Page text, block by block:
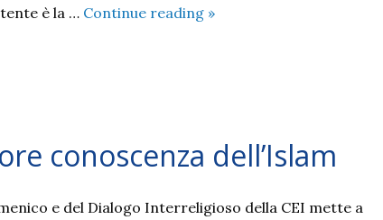
è la … Continue reading Facciamoci
»
conoscenza dell’Islam
e del Dialogo Interreligioso della CEI mette a